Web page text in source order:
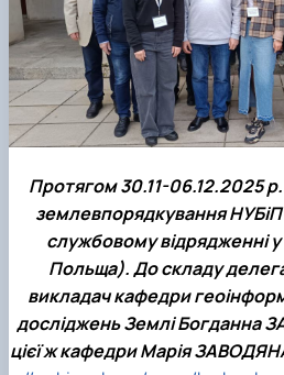
Протягом 30.11-06.12.2025
землевпорядкування
службовому відрядженні
Польща). До складу
викладач кафедри
досліджень Землі Богданна
цієї ж кафедри Марія